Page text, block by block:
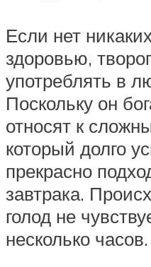
Если нет
здоровью,
употреблять в
Поскольку он
относят к
который долго
прекрасно
завтрака.
голод не
несколько часов.